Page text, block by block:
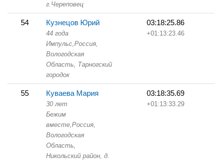
г.Череповец
54 Кузнецов Юрий
44 года
Импульс,Россия,
Вологодская
Область, Тарногский
городок
03:18:25.86
+01:13:23.46
55 Куваева Мария
30 лет
Бежим
вместе,Россия,
Вологодская
Область,
Никольский район, д.
03:18:35.69
+01:13:33.29